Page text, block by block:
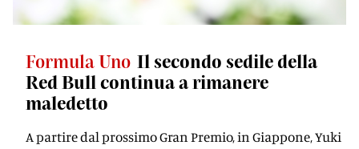
Formula Uno Il secondo sedile della
Red Bull continua a rimanere
maledetto
A partire dal prossimo Gran Premio, in Giappone, Yuki